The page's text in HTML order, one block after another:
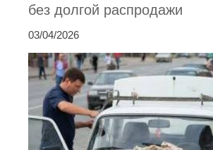
без долгой распродажи
03/04/2026